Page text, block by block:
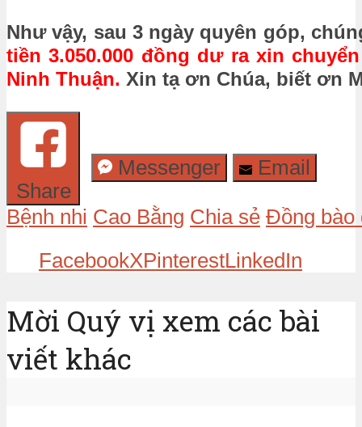
Như vậy, sau 3 ngày quyên góp,
tiền 3.050.000 đồng dư ra xin
Ninh Thuận. Xin tạ ơn Chúa, biết ơn
Share
Messenger Email
Bệnh nhi Cao Bằng Chia sẻ Đồng bào
FacebookXPinterestLinkedIn
Mời Quý vị xem các bài
viết khác